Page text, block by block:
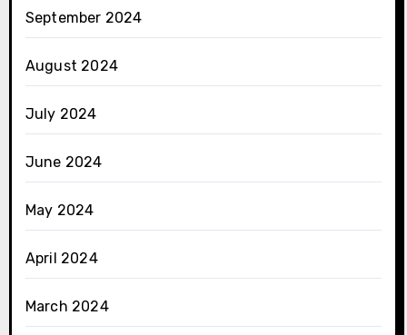
September 2024
August 2024
July 2024
June 2024
May 2024
April 2024
March 2024